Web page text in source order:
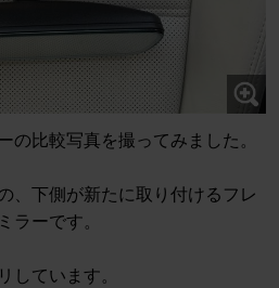
の比較写真を撮ってみました。
、下側が新たに取り付けるフレ
ラーです。
しています。